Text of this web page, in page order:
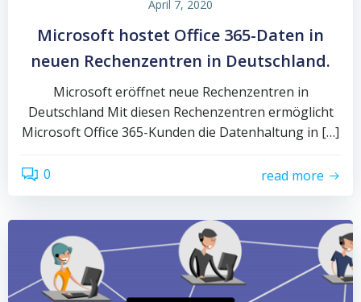
April 7, 2020
Microsoft hostet Office 365-Daten in
neuen Rechenzentren in Deutschland.
Microsoft eröffnet neue Rechenzentren in
Deutschland Mit diesen Rechenzentren ermöglicht
Microsoft Office 365-Kunden die Datenhaltung in […]
0 read more